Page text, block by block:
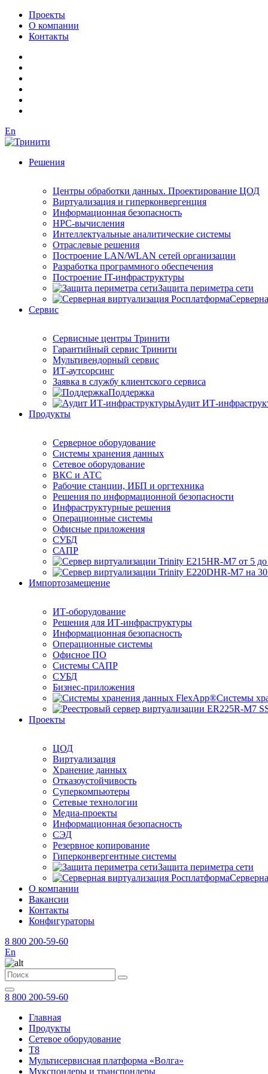
Проекты
О компании
Контакты
En
Решения
Центры обработки данных. Проектирование ЦОД
Виртуализация и гиперконвергенция
Информационная безопасность
HPC-вычисления
Интеллектуальные аналитические системы
Отраслевые решения
Построение LAN/WLAN сетей организации
Разработка программного обеспечения
Построение IT-инфраструктуры
Защита периметра сети
Сервис
Сервисные центры Тринити
Гарантийный сервис Тринити
Мультивендорный сервис
ИТ-аутсорсинг
Заявка в службу клиентского сервиса
Поддержка
Аудит ИТ-
Продукты
Серверное оборудование
Системы хранения данных
Сетевое оборудование
ВКС и АТС
Рабочие станции, ИБП и оргтехника
Решения по информационной безопасности
Инфраструктурные решения
Операционные системы
Офисные приложения
СУБД
САПР
Импортозамещение
ИТ-оборудование
Решения для ИТ-инфраструктуры
Информационная безопасность
Операционные системы
Офисное ПО
Системы САПР
СУБД
Бизнес-приложения
Системы
Проекты
ЦОД
Виртуализация
Хранение данных
Отказоустойчивость
Суперкомпьютеры
Сетевые технологии
Медиа-проекты
Информационная безопасность
СЭД
Резервное копирование
Гиперконвергентные системы
Защита периметра сети
О компании
Вакансии
Контакты
Конфигураторы
8 800 200-59-60
En
8 800 200-59-60
Главная
Продукты
Сетевое оборудование
T8
Мультисервисная платформа «Волга»
Мукспондеры и транспондеры